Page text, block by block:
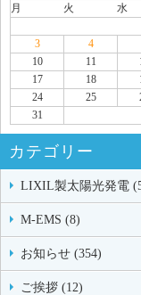
月
火 水
3
4
10
11
17
18
24
25
31
カテゴリー
LIXIL製太陽光発電
M-EMS (8)
お知らせ (354)
ご挨拶 (12)